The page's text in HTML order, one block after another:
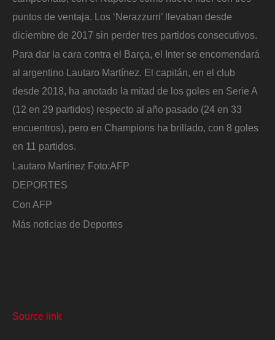
puntos de ventaja. Los ‘Nerazzurri’ llevaban desde
diciembre de 2017 sin perder tres partidos consecutivos.
Para dar la cara contra el Barça, el Inter se encomendará
al argentino Lautaro Martínez. El capitán, en el club
desde 2018, ha anotado la mitad de los goles en Serie A
(12 en 29 partidos) respecto al año pasado (24 en 33
encuentros), pero en Champions ha brillado, con 8 goles
en 11 partidos.
Lautaro Martínez Foto:AFP
DEPORTES
Con AFP
Más noticias de Deportes
Source link